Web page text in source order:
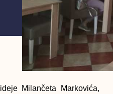
Milančeta Markovića,